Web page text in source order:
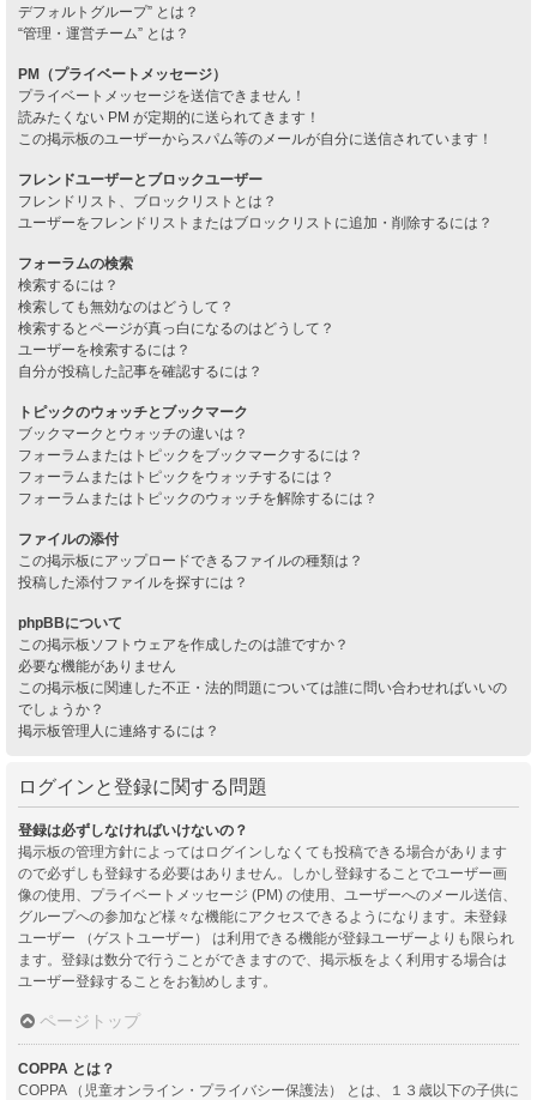
デフォルトグループ” とは？
“管理・運営チーム” とは？
PM（プライベートメッセージ）
プライベートメッセージを送信できません！
読みたくない PM が定期的に送られてきます！
この掲示板のユーザーからスパム等のメールが自分に送信されています！
フレンドユーザーとブロックユーザー
フレンドリスト、ブロックリストとは？
ユーザーをフレンドリストまたはブロックリストに追加・削除するには？
フォーラムの検索
検索するには？
検索しても無効なのはどうして？
検索するとページが真っ白になるのはどうして？
ユーザーを検索するには？
自分が投稿した記事を確認するには？
トピックのウォッチとブックマーク
ブックマークとウォッチの違いは？
フォーラムまたはトピックをブックマークするには？
フォーラムまたはトピックをウォッチするには？
フォーラムまたはトピックのウォッチを解除するには？
ファイルの添付
この掲示板にアップロードできるファイルの種類は？
投稿した添付ファイルを探すには？
phpBBについて
この掲示板ソフトウェアを作成したのは誰ですか？
必要な機能がありません
この掲示板に関連した不正・法的問題については誰に問い合わせればいいの
でしょうか？
掲示板管理人に連絡するには？
ログインと登録に関する問題
登録は必ずしなければいけないの？
掲示板の管理方針によってはログインしなくても投稿できる場合があります
ので必ずしも登録する必要はありません。しかし登録することでユーザー画
像の使用、プライベートメッセージ (PM) の使用、ユーザーへのメール送信、
グループへの参加など様々な機能にアクセスできるようになります。未登録
ユーザー （ゲストユーザー） は利用できる機能が登録ユーザーよりも限られ
ます。登録は数分で行うことができますので、掲示板をよく利用する場合は
ユーザー登録することをお勧めします。
ページトップ
COPPA とは？
COPPA （児童オンライン・プライバシー保護法） とは、１３歳以下の子供に